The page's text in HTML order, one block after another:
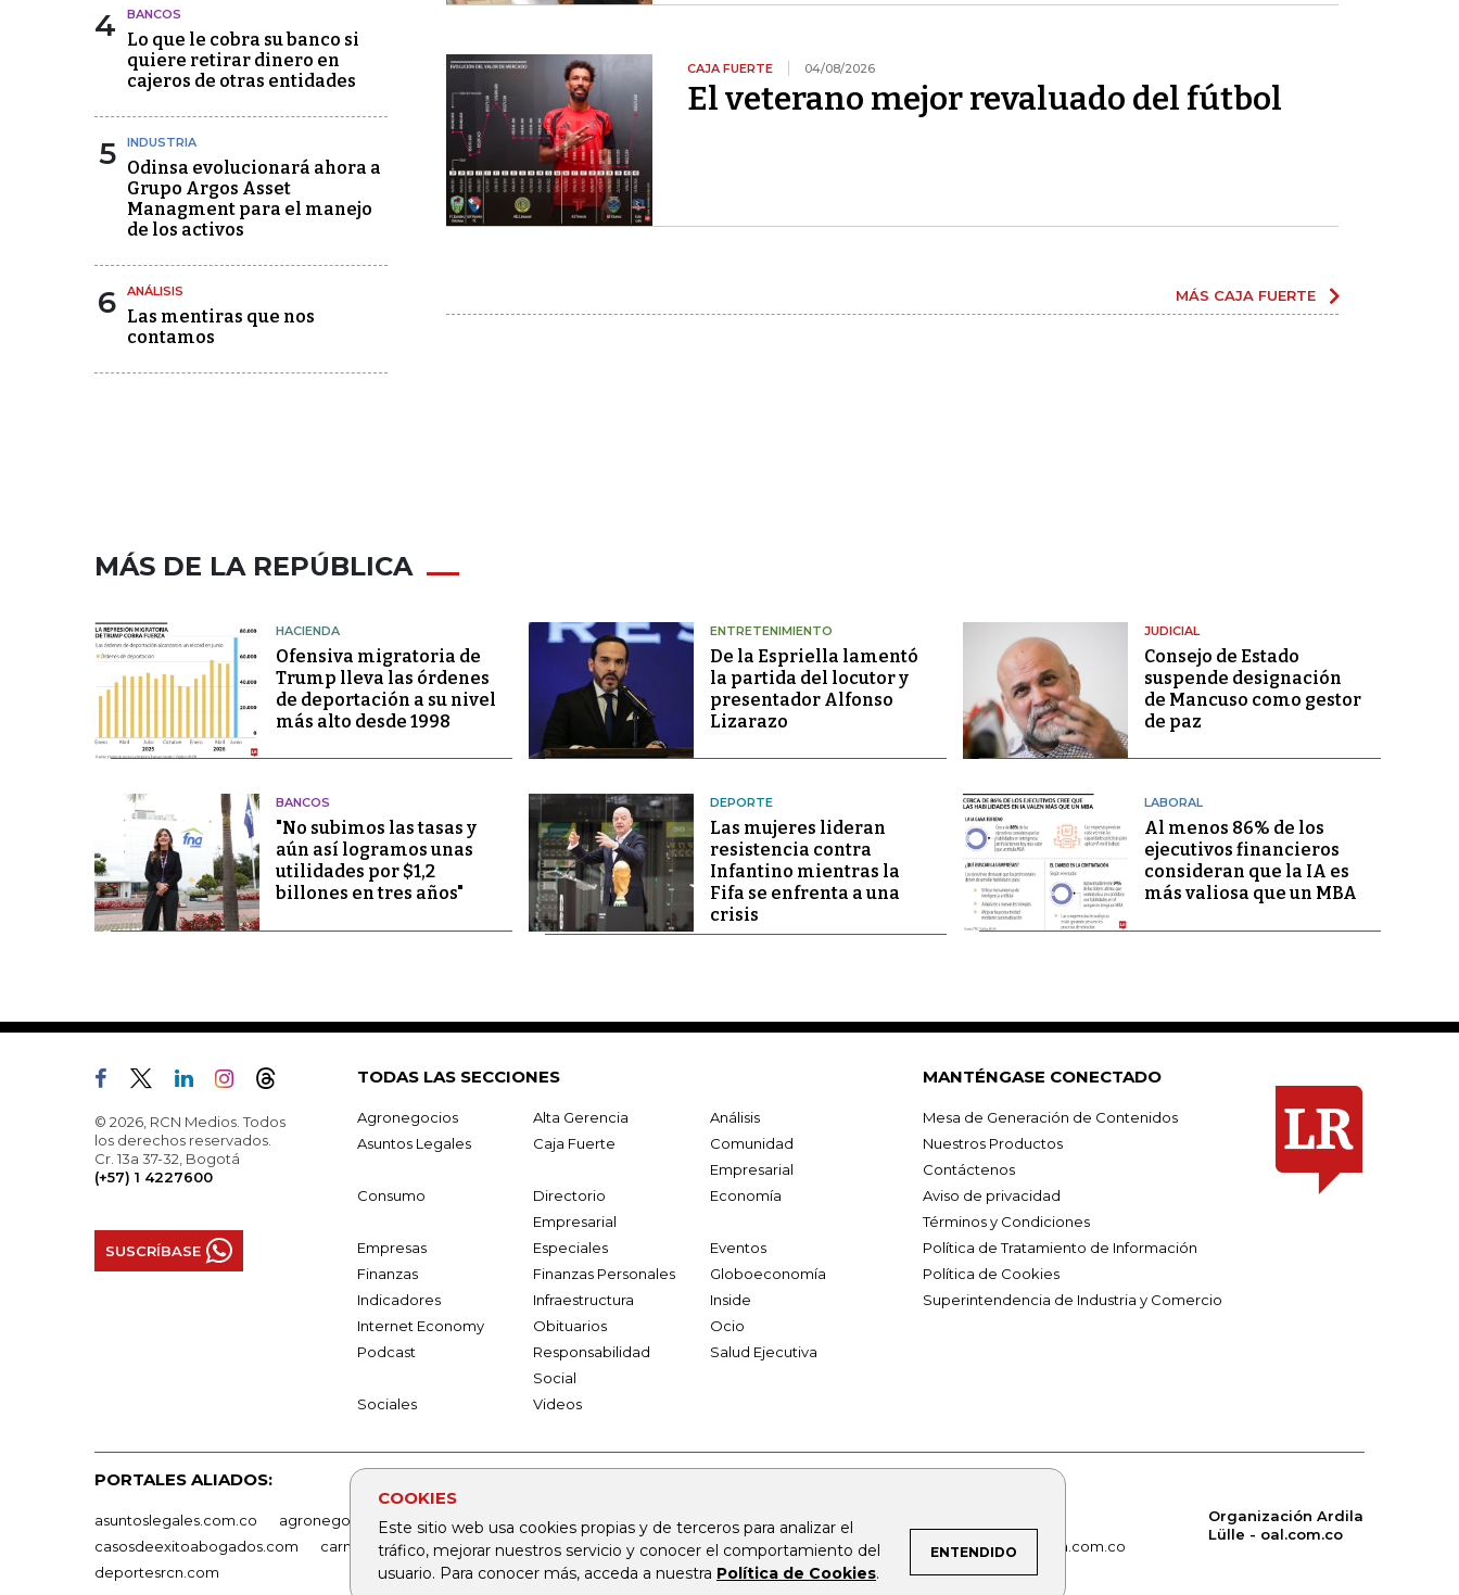
COOKIES
Este sitio web usa cookies propias y de terceros para analizar el
tráfico, mejorar nuestros servicio y conocer el comportamiento del
usuario. Para conocer más, acceda a nuestra Política de Cookies.
ENTENDIDO
4 BANCOS
Lo que le cobra su banco si
quiere retirar dinero en
cajeros de otras entidades
5 INDUSTRIA
Odinsa evolucionará ahora a
Grupo Argos Asset
Managment para el manejo
de los activos
6 ANÁLISIS
Las mentiras que nos
contamos
CAJA FUERTE 04/08/2026
El veterano mejor revaluado del fútbol
MÁS CAJA FUERTE
MÁS DE LA REPÚBLICA
HACIENDA
Ofensiva migratoria de
Trump lleva las órdenes
de deportación a su nivel
más alto desde 1998
ENTRETENIMIENTO
De la Espriella lamentó
la partida del locutor y
presentador Alfonso
Lizarazo
JUDICIAL
Consejo de Estado
suspende designación
de Mancuso como gestor
de paz
BANCOS
"No subimos las tasas y
aún así logramos unas
utilidades por $1,2
billones en tres años"
DEPORTE
Las mujeres lideran
resistencia contra
Infantino mientras la
Fifa se enfrenta a una
crisis
LABORAL
Al menos 86% de los
ejecutivos financieros
consideran que la IA es
más valiosa que un MBA
© 2026, RCN Medios. Todos
los derechos reservados.
Cr. 13a 37-32, Bogotá
(+57) 1 4227600
SUSCRÍBASE
TODAS LAS SECCIONES
Agronegocios Alta Gerencia
Análisis
Asuntos Legales
Caja Fuerte
Comunidad
Empresarial
Consumo
Directorio
Empresarial
Economía
Empresas Especiales
Eventos
Finanzas
Finanzas Personales
Globoeconomía
Indicadores
Infraestructura
Inside
Internet Economy
Obituarios
Ocio
Podcast
Responsabilidad
Social
Salud Ejecutiva
Sociales Videos
MANTÉNGASE CONECTADO
Mesa de Generación de Contenidos
Nuestros Productos
Contáctenos
Aviso de privacidad
Términos y Condiciones
Política de Tratamiento de Información
Política de Cookies
Superintendencia de Industria y Comercio
PORTALES ALIADOS:
asuntoslegales.com.co agronegocios.co empresas.larepublica.co firmasdeabogados.com
bolsaencolombia.com
casosdeexitoabogados.com
carnavalindustriacultural.com canalrcn.com rcnradio.com noticiasrcn.com lafm.com.co
alerta.com.co
deportesrcn.com
Organización Ardila
Lülle - oal.com.co